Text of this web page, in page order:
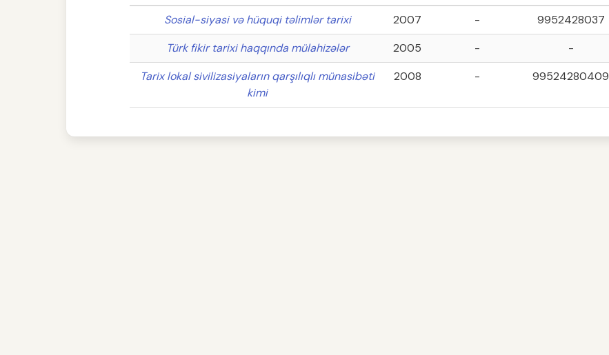
Sosial-siyasi və hüquqi təlimlər tarixi 2007 - 9952428037
Türk fikir tarixi haqqında mülahizələr
2005 - -
Tarix lokal sivilizasiyaların qarşılıqlı münasibəti
kimi
2008 - 99524280409